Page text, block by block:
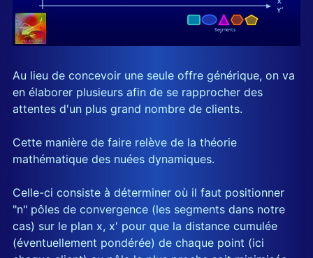
Au lieu de concevoir une seule offre générique, on va
en élaborer plusieurs afin de se rapprocher des
attentes d'un plus grand nombre de clients.
Cette manière de faire relève de la théorie
mathématique des nuées dynamiques.
Celle-ci consiste à déterminer où il faut positionner
"n" pôles de convergence (les segments dans notre
cas) sur le plan x, x' pour que la distance cumulée
(éventuellement pondérée) de chaque point (ici